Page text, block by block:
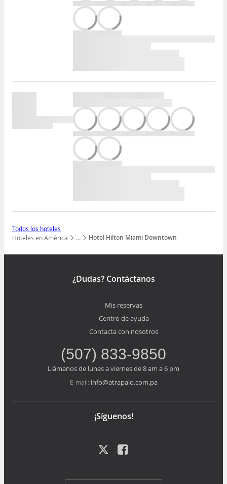
Todos los hoteles
…
Mostrar todos los niveles
Hoteles en América Hotel Hilton Miami Downtown
¿Dudas? Contáctanos
Mis reservas
Centro de ayuda
Contacta con nosotros
(507) 833-9850
Llámanos de lunes a viernes de 8 am a 6 pm
E-mail: info@atrapalo.com.pa
¡Síguenos!